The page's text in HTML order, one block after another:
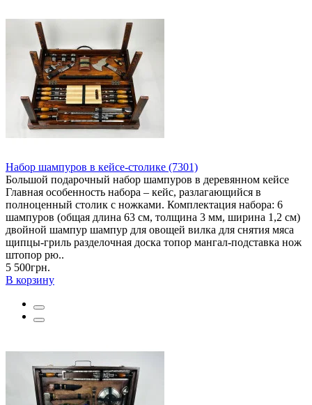
Набор шампуров в кейсе-столике (7301)
Большой подарочный набор шампуров в деревянном кейсе
Главная особенность набора – кейс, разлагающийся в
полноценный столик с ножками. Комплектация набора: 6
шампуров (общая длина 63 см, толщина 3 мм, ширина 1,2 см)
двойной шампур шампур для овощей вилка для снятия мяса
щипцы-гриль разделочная доска топор мангал-подставка нож
штопор рю..
5 500грн.
В корзину